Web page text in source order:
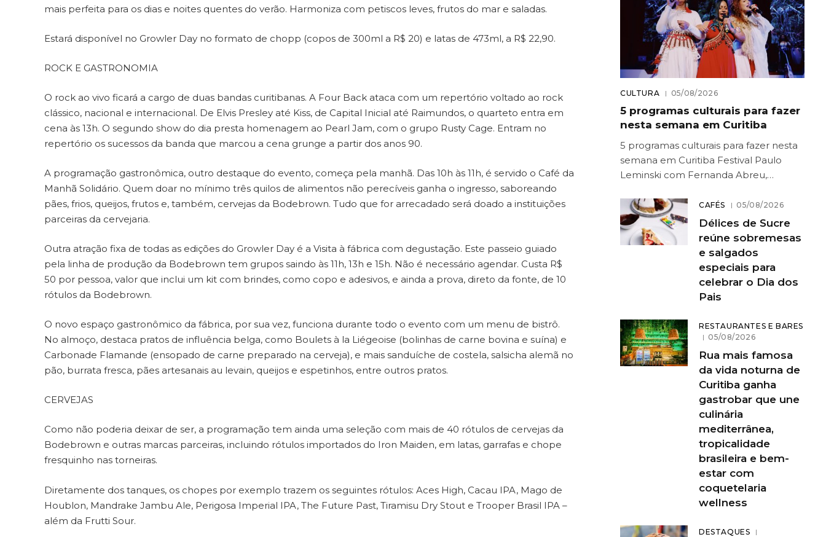
mais perfeita para os dias e noites quentes do verão. Harmoniza com petiscos leves, frutos do mar e saladas.
Estará disponível no Growler Day no formato de chopp (copos de 300ml a R$ 20) e latas de 473ml, a R$ 22,90.
ROCK E GASTRONOMIA
O rock ao vivo ficará a cargo de duas bandas curitibanas. A Four Back ataca com um repertório voltado ao rock
clássico, nacional e internacional. De Elvis Presley até Kiss, de Capital Inicial até Raimundos, o quarteto entra em
cena às 13h. O segundo show do dia presta homenagem ao Pearl Jam, com o grupo Rusty Cage. Entram no
repertório os sucessos da banda que marcou a cena grunge a partir dos anos 90.
A programação gastronômica, outro destaque do evento, começa pela manhã. Das 10h às 11h, é servido o Café da
Manhã Solidário. Quem doar no mínimo três quilos de alimentos não perecíveis ganha o ingresso, saboreando
pães, frios, queijos, frutos e, também, cervejas da Bodebrown. Tudo que for arrecadado será doado a instituições
parceiras da cervejaria.
Outra atração fixa de todas as edições do Growler Day é a Visita à fábrica com degustação. Este passeio guiado
pela linha de produção da Bodebrown tem grupos saindo às 11h, 13h e 15h. Não é necessário agendar. Custa R$
50 por pessoa, valor que inclui um kit com brindes, como copo e adesivos, e ainda a prova, direto da fonte, de 10
rótulos da Bodebrown.
O novo espaço gastronômico da fábrica, por sua vez, funciona durante todo o evento com um menu de bistrô.
No almoço, destaca pratos de influência belga, como Boulets à la Liégeoise (bolinhas de carne bovina e suína) e
Carbonade Flamande (ensopado de carne preparado na cerveja), e mais sanduíche de costela, salsicha alemã no
pão, burrata fresca, pães artesanais au levain, queijos e espetinhos, entre outros pratos.
CERVEJAS
Como não poderia deixar de ser, a programação tem ainda uma seleção com mais de 40 rótulos de cervejas da
Bodebrown e outras marcas parceiras, incluindo rótulos importados do Iron Maiden, em latas, garrafas e chope
fresquinho nas torneiras.
Diretamente dos tanques, os chopes por exemplo trazem os seguintes rótulos: Aces High, Cacau IPA, Mago de
Houblon, Mandrake Jambu Ale, Perigosa Imperial IPA, The Future Past, Tiramisu Dry Stout e Trooper Brasil IPA –
além da Frutti Sour.
CULTURA 05/08/2026
5 programas culturais para fazer
nesta semana em Curitiba
5 programas culturais para fazer nesta
semana em Curitiba Festival Paulo
Leminski com Fernanda Abreu,…
CAFÉS 05/08/2026
Délices de Sucre
reúne sobremesas
e salgados
especiais para
celebrar o Dia dos
Pais
RESTAURANTES E BARES
05/08/2026
Rua mais famosa
da vida noturna de
Curitiba ganha
gastrobar que une
culinária
mediterrânea,
tropicalidade
brasileira e bem-
estar com
coquetelaria
wellness
DESTAQUES